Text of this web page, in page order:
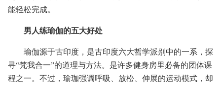
能轻松完成。
男人练瑜伽的五大好处
瑜伽源于古印度，是古印度六大哲学派别中的一系，探
寻“梵我合一”的道理与方法。是许多健身房里必备的团体课
程之一。不过，瑜珈强调呼吸、放松、伸展的运动模式，却